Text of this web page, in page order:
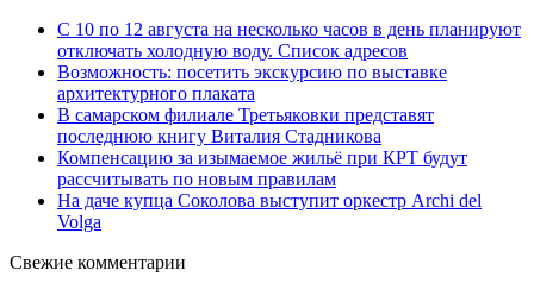
С 10 по 12 августа на несколько часов в день планируют
отключать холодную воду. Список адресов
Возможность: посетить экскурсию по выставке
архитектурного плаката
В самарском филиале Третьяковки представят
последнюю книгу Виталия Стадникова
Компенсацию за изымаемое жильё при КРТ будут
рассчитывать по новым правилам
На даче купца Соколова выступит оркестр Archi del
Volga
Свежие комментарии